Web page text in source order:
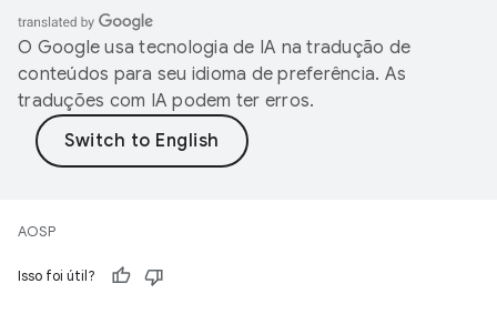
O Google usa tecnologia de IA na tradução de
conteúdos para seu idioma de preferência. As
traduções com IA podem ter erros.
AOSP
Isso foi útil?